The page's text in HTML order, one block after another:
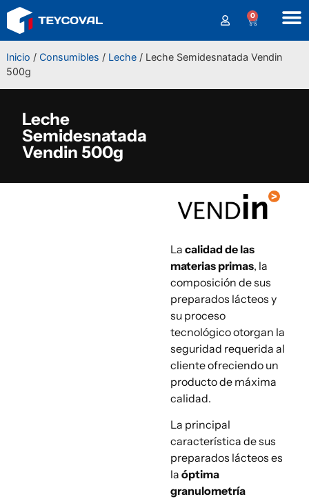
0
Inicio / Consumibles / Leche/ Leche Semidesnatada Vendin
500g
Leche
Semidesnatada
Vendin 500g
Lacalidad de las
materias primas, la
composición de sus
preparados lácteos y
su proceso
tecnológico otorgan la
seguridad requerida al
cliente ofreciendo un
producto de máxima
calidad.
La principal
característica de sus
preparados lácteos es
laóptima
granulometría